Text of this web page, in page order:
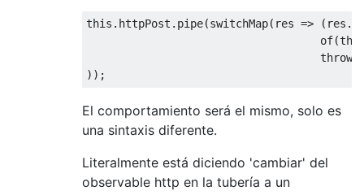
this .httpPost.pipe(switchMap( res =>
of(
El comportamiento será el mismo, solo es
una sintaxis diferente.
Literalmente está diciendo 'cambiar' del
observable http en la tubería a un